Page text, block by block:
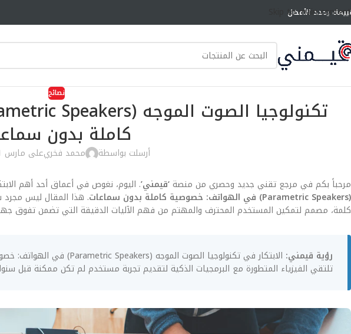
Skip to main content
يحدد الأفضل
نصائح
كاملة بدون
أرسلت بواسطة محمد فخريعلى مارس 1, 2026
مرحباً بكم في مرجع تقني جديد وحصري من منصة ‘قيمني’. اليوم، نغوص في أعماق أحد أهم
(Parametric Speakers) في الهواتف: خصوصية كاملة بدون سماعات
كلمة، مصمم لتمكين المستخدم المحترف والمهتم من فهم الآليات الدقيقة التي تضمن تفوق
رؤية قيمني:
تلتقي الفيزياء المتطورة مع البرمجيات الذكية لتقديم تجربة مستخدم لم تكن ممكنة قبل